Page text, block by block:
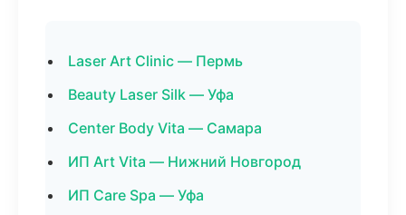
Laser Art Clinic — Пермь
Beauty Laser Silk — Уфа
Center Body Vita — Самара
ИП Art Vita — Нижний Новгород
ИП Care Spa — Уфа